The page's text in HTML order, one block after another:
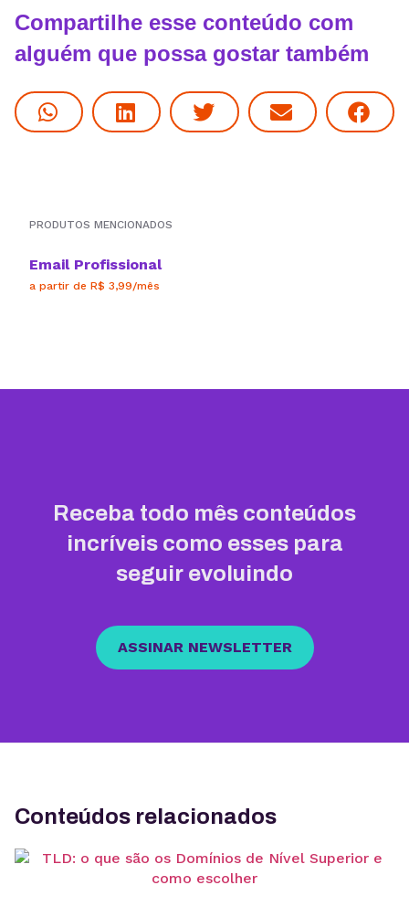
Compartilhe esse conteúdo com
alguém que possa gostar também
PRODUTOS MENCIONADOS
Email Profissional
a partir de R$ 3,99/mês
Receba todo mês conteúdos
incríveis como esses para
seguir evoluindo
ASSINAR NEWSLETTER
Conteúdos relacionados